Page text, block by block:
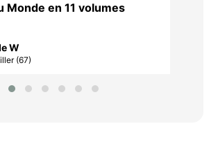
Monde en 11 volumes
W
(67)